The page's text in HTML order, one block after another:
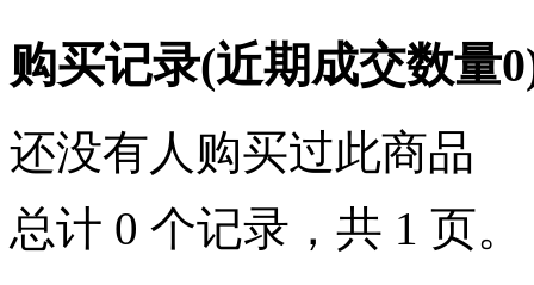
购买记录(近期成交数量0
还没有人购买过此商品
总计 0 个记录，共 1 页。